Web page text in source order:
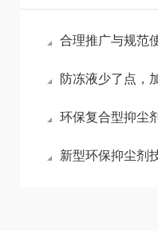
合理推广与规范使用环保抑尘
防冻液少了点，加自来水行
环保复合型抑尘
新型环保抑尘剂技术